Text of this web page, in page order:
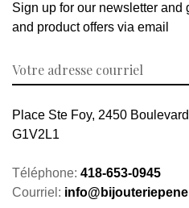
Sign up for our newsletter and
and product offers via email
Place Ste Foy, 2450
G1V2L1
Téléphone: 418-653-0945
Courriel: